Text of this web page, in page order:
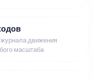
движения
масштаба